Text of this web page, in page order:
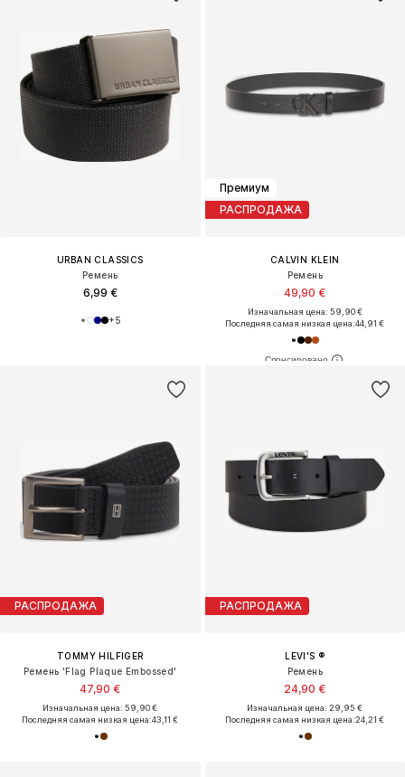
URBAN CLASSICS
Ремень
6,99 €
+5
Премиум
РАСПРОДАЖА
CALVIN KLEIN
Ремень
49,90 €
Изначальная цена: 59,90 €
Последняя самая низкая цена:44,91 €
РАСПРОДАЖА
TOMMY HILFIGER
Ремень 'Flag Plaque Embossed'
47,90 €
Изначальная цена: 59,90 €
Последняя самая низкая цена:43,11 €
РАСПРОДАЖА
LEVI'S ®
Ремень
24,90 €
Изначальная цена: 29,95 €
Последняя самая низкая цена:24,21 €